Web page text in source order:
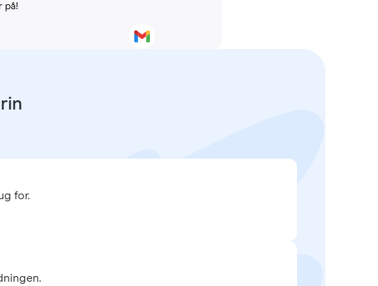
på!
for.